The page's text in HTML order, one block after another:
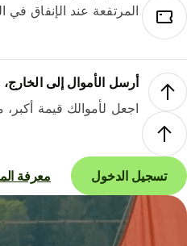
المرتفعة عند الإنفاق في
أرسل الأموال إلى الخارج،
اجعل لأموالك قيمة أكبر،
تسجيل الدخول معرفة